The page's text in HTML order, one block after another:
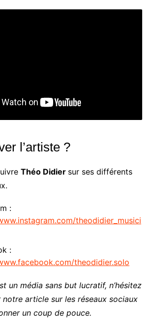
l’artiste ?
Théo Didier sur ses différents
:
theodidier_musici
:
theodidier.solo
un média sans but lucratif, n’hésitez
article sur les réseaux sociaux
un coup de pouce.